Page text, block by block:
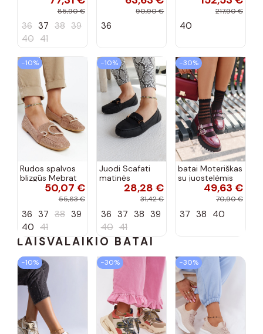
sagtimi Taija85,90 €
36 37 38 39
40 41
Demela mėlynos
90,90 €
36
kulniukais smėlio
217,90 €
40
−10%
Rudos spalvos
blizgūs Mebrat
bateliai50,07 €
55,63 €
36 37 38 39
40 41
−10%
Juodi Scafati
matinės
apdailos bateliai
28,28 €
31,42 €
36 37 38 39
40 41
−30%
batai Moteriškas
su juostelėmis
su lako efektu
bordo spalvos
49,63 €
70,90 €
37 38 40
LAISVALAIKIO BATAI
−10% −30% −30%